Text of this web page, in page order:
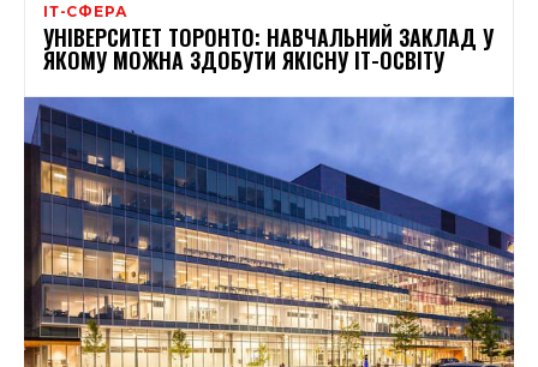
ІТ-СФЕРА
УНІВЕРСИТЕТ ТОРОНТО: НАВЧАЛЬНИЙ ЗАКЛАД У
ЯКОМУ МОЖНА ЗДОБУТИ ЯКІСНУ ІТ-ОСВІТУ